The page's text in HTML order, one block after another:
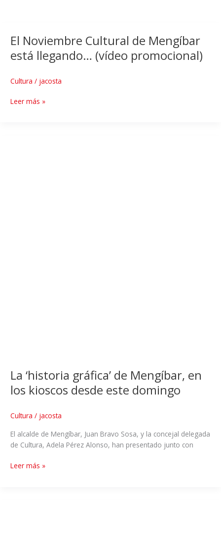
El Noviembre Cultural de Mengíbar
está llegando… (vídeo promocional)
Cultura / jacosta
Leer más »
La ‘historia gráfica’ de Mengíbar, en
los kioscos desde este domingo
Cultura / jacosta
El alcalde de Mengíbar, Juan Bravo Sosa, y la concejal delegada
de Cultura, Adela Pérez Alonso, han presentado junto con
Leer más »